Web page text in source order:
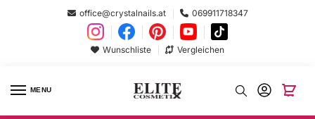
office@crystalnails.at 069911718347
Wunschliste Vergleichen
MENU